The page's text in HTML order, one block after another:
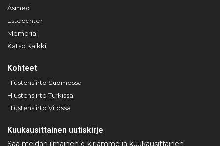
Asmed
Estecenter
Memorial
Katso Kaikki
Kohteet
Hiustensiirto Suomessa
Hiustensiirto Turkissa
Hiustensiirto Virossa
Kuukausittainen uutiskirje
Saa meidän ilmainen e-kirjamme ja kuukausittainen